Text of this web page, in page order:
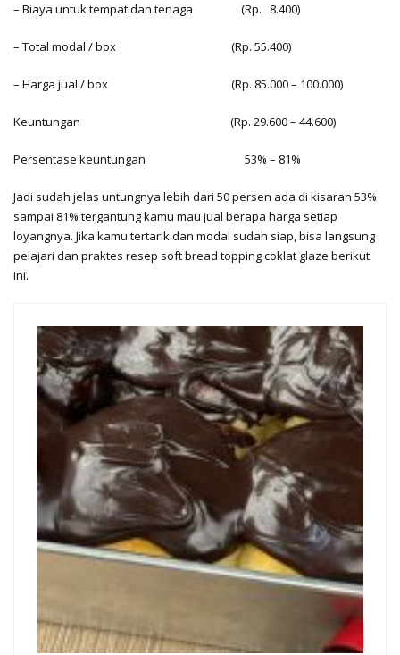
– Biaya untuk tempat dan tenaga (Rp. 8.400)
– Total modal / box (Rp. 55.400)
– Harga jual / box (Rp. 85.000 – 100.000)
Keuntungan (Rp. 29.600 – 44.600)
Persentase keuntungan 53% – 81%
Jadi sudah jelas untungnya lebih dari 50 persen ada di kisaran 53%
sampai 81% tergantung kamu mau jual berapa harga setiap
loyangnya. Jika kamu tertarik dan modal sudah siap, bisa langsung
pelajari dan praktes resep soft bread topping coklat glaze berikut
ini.